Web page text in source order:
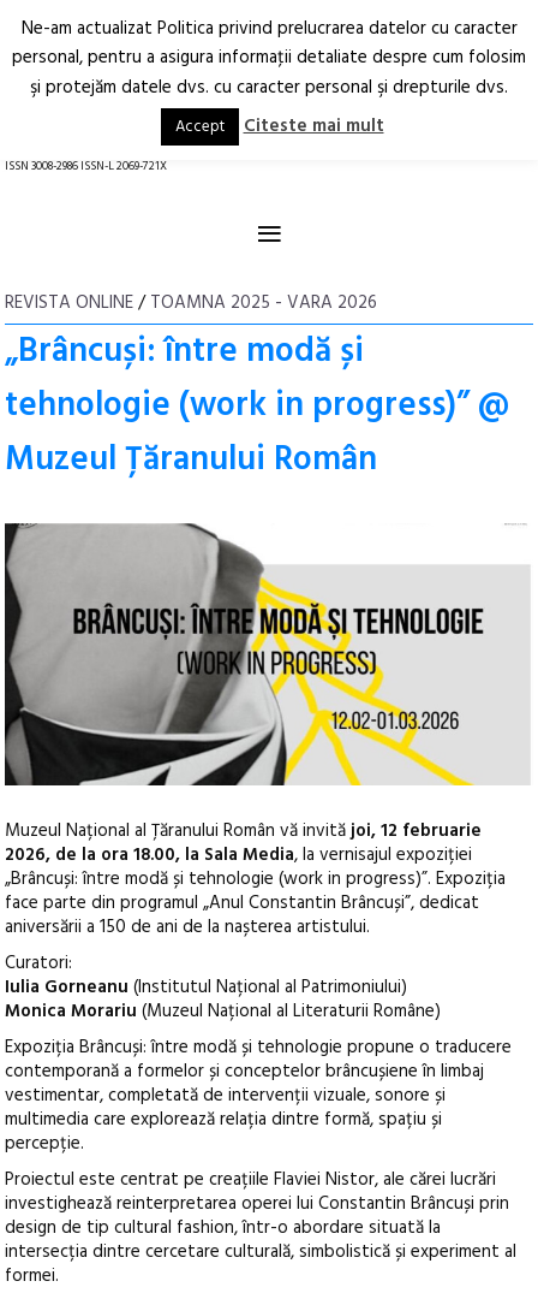
Arhitectură.
Oraș.
RO EN
ISSN 3008-2986 ISSN-L 2069-721X
≡
REVISTA ONLINE/TOAMNA 2025 - VARA 2026
„Brâncuși: între modă și
tehnologie (work in progress)” @
Muzeul Țăranului Român
Muzeul Național al Țăranului Român vă invităjoi, 12 februarie
2026, de la ora 18.00, la Sala Media, la vernisajul expoziției
„Brâncuși: între modă și tehnologie (work in progress)”. Expoziția
face parte din programul „Anul Constantin Brâncuși”, dedicat
aniversării a 150 de ani de la nașterea artistului.
Curatori:
Iulia Gorneanu (Institutul Național al Patrimoniului)
Monica Morariu (Muzeul Național al Literaturii Române)
Expoziția Brâncuși: între modă și tehnologie propune o traducere
contemporană a formelor și conceptelor brâncușiene în limbaj
vestimentar, completată de intervenții vizuale, sonore și
multimedia care explorează relația dintre formă, spațiu și
percepție.
Proiectul este centrat pe creațiile Flaviei Nistor, ale cărei lucrări
investighează reinterpretarea operei lui Constantin Brâncuși prin
design de tip cultural fashion, într-o abordare situată la
intersecția dintre cercetare culturală, simbolistică și experiment al
formei.
Ne-am actualizat Politica privind prelucrarea datelor cu caracter
personal, pentru a asigura informaţii detaliate despre cum folosim
şi protejăm datele dvs. cu caracter personal şi drepturile dvs.
Accept Citeste mai mult